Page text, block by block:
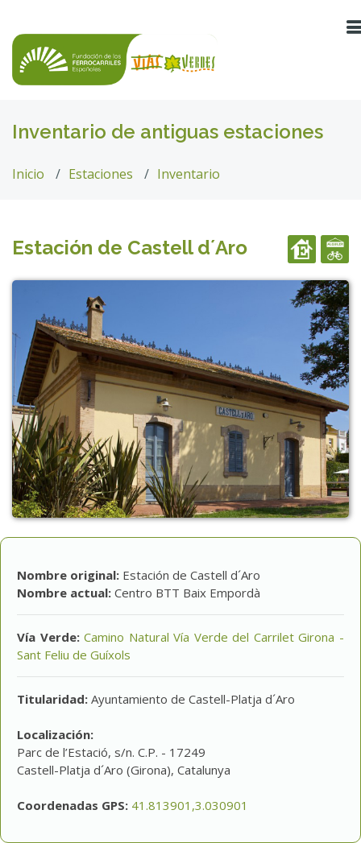
Inventario de antiguas estaciones
Inicio Estaciones Inventario
Estación de Castell d´Aro
Nombre original: Estación de Castell d´Aro
Nombre actual: Centro BTT Baix Empordà
Vía Verde:Camino Natural Vía Verde del Carrilet Girona -
Sant Feliu de Guíxols
Titularidad: Ayuntamiento de Castell-Platja d´Aro
Localización:
Parc de l’Estació, s/n. C.P. - 17249
Castell-Platja d´Aro (Girona), Catalunya
Coordenadas GPS: 41.813901,3.030901